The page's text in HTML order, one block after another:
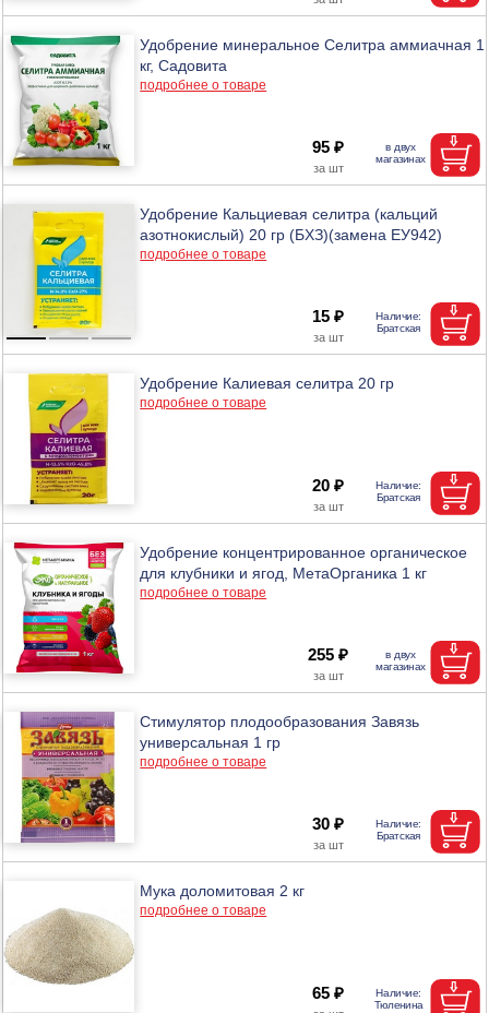
Удобрение минеральное Селитра аммиачная 1
кг, Садовита
подробнее о товаре
95 ₽
Удобрение Кальциевая селитра (кальций
азотнокислый) 20 гр (БХЗ)(замена ЕУ942)
подробнее о товаре
15 ₽
Удобрение Калиевая селитра 20 гр
подробнее о товаре
20 ₽
Удобрение концентрированное органическое
для клубники и ягод, МетаОрганика 1 кг
подробнее о товаре
255 ₽
Стимулятор плодообразования Завязь
универсальная 1 гр
подробнее о товаре
30 ₽
Мука доломитовая 2 кг
подробнее о товаре
65 ₽